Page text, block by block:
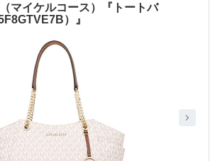
マイケルコース）『トートバ
）』